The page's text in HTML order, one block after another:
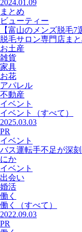
2024.01.09
まとめ
ビューティー
【富山のメンズ脱毛
脱毛サロン専門店ま
お土産
雑貨
家具
お花
アパレル
不動産
イベント
イベント
（すべて）
2025.03.03
PR
イベント
バス運転手不足が深
にか
イベント
出会い
婚活
働く
働く
（すべて）
2022.09.03
PR